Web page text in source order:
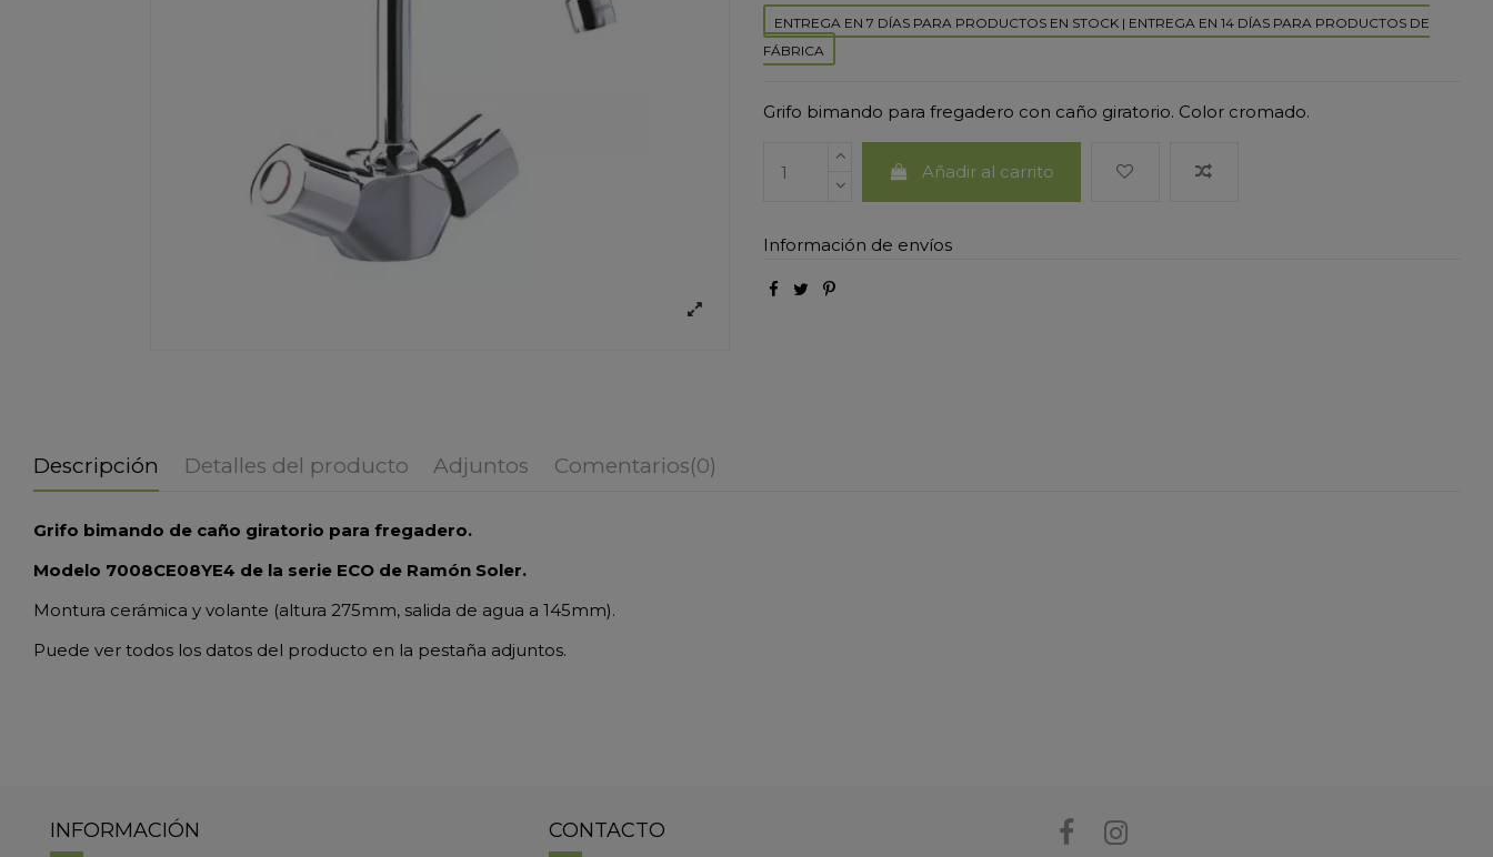
ENTREGA EN 7 DÍAS PARA PRODUCTOS EN STOCK | ENTREGA EN 14 DÍAS PARA PRODUCTOS DE
FÁBRICA
Grifo bimando para fregadero con caño giratorio. Color cromado.
Añadir al carrito
Información de envíos
Descripción Detalles del producto Adjuntos Comentarios(0)
Grifo bimando de caño giratorio para fregadero.
Modelo 7008CE08YE4 de la serie ECO de Ramón Soler.
Montura cerámica y volante (altura 275mm, salida de agua a 145mm).
Puede ver todos los datos del producto en la pestaña adjuntos.
INFORMACIÓN CONTACTO